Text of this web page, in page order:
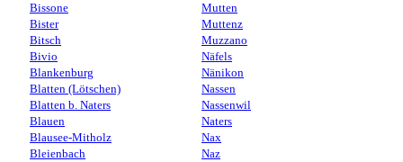
Bissone
Bister
Bitsch
Bivio
Blankenburg
Blatten (Lötschen)
Blatten b. Naters
Blauen
Blausee-Mitholz
Bleienbach
Mutten
Muttenz
Muzzano
Näfels
Nänikon
Nassen
Nassenwil
Naters
Nax
Naz